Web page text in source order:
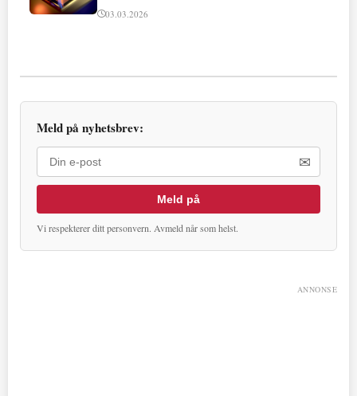
03.03.2026
Meld på nyhetsbrev:
✉
Meld på
Vi respekterer ditt personvern. Avmeld når som helst.
ANNONSE